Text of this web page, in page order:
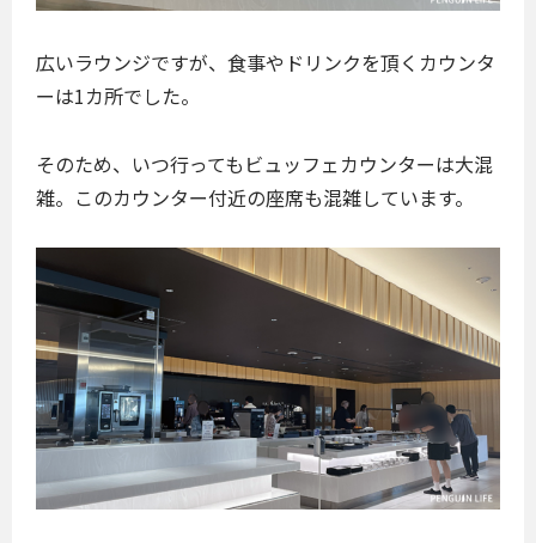
広いラウンジですが、食事やドリンクを頂くカウンタ
ーは1カ所でした。
そのため、いつ行ってもビュッフェカウンターは大混
雑。このカウンター付近の座席も混雑しています。